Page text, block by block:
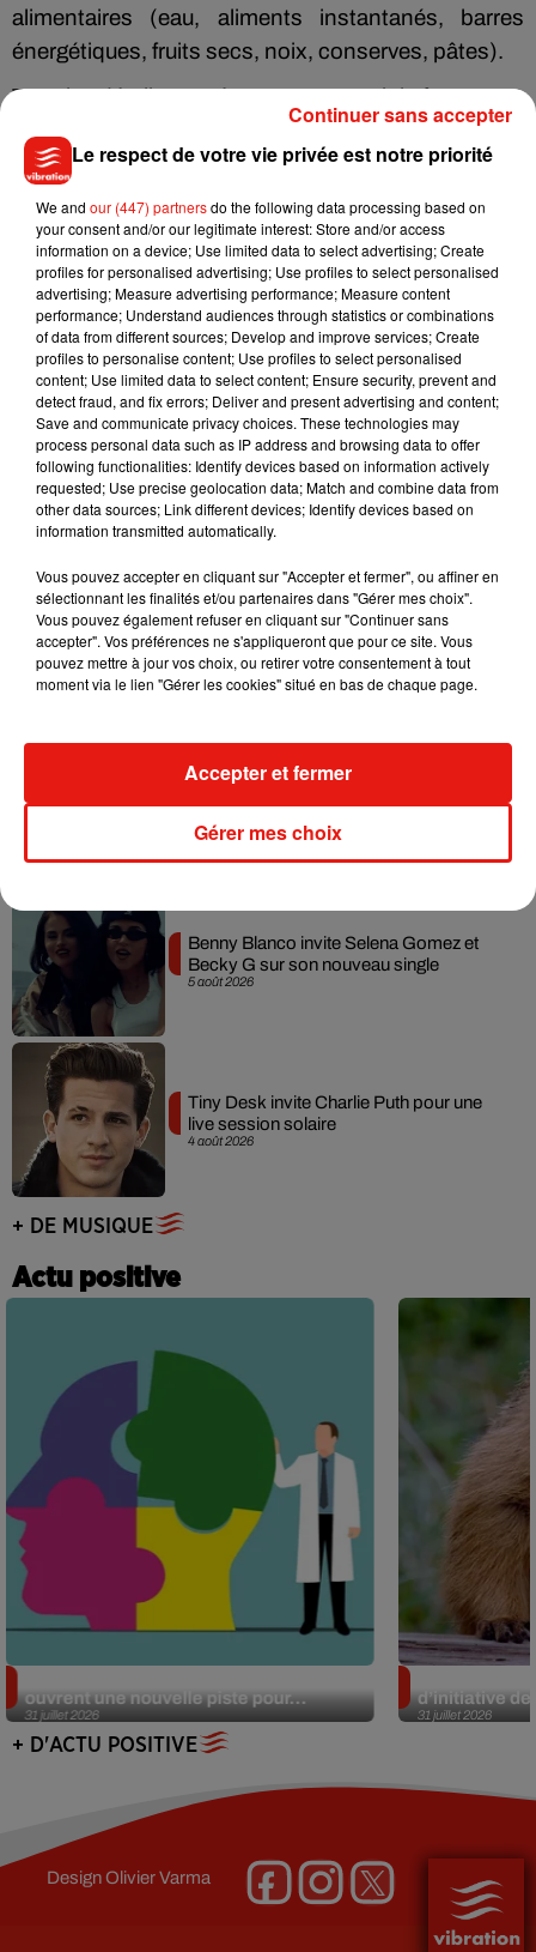
alimentaires (eau, aliments instantanés, barres
énergétiques, fruits secs, noix, conserves, pâtes).
Tous les détails sont à retrouver sur
Musique
7 août 2026
Julien Lieb s’essaye à la vie de chatelain
dans son nouveau clip
7 août 2026
Madonna sort enfin le remix de « Love
Sensation » avec Kylie Minogue
7 août 2026
Tayc et Didi B dévoilent le single le plus
dansant de l’année
Angèle et Amélie Lens dévoilent leur
collaboration tant attendue
5 août 2026
Benny Blanco invite Selena Gomez et
Becky G sur son nouveau single
4 août 2026
Tiny Desk invite Charlie Puth pour une
live session solaire
+ DE MUSIQUE
Actu positive
31 juillet 2026
ouvrent une nouvelle piste pour...
31 juillet 2026
d’initiative
+ D'ACTU POSITIVE
DesignOlivier Varma
Le respect de votre vie privée est notre priorité
We and our (447) partnersdo the following data processing based on
your consent and/or our legitimate interest: Store and/or access
information on a device; Use limited data to select advertising; Create
profiles for personalised advertising; Use profiles to select personalised
advertising; Measure advertising performance; Measure content
performance; Understand audiences through statistics or combinations
of data from different sources; Develop and improve services; Create
profiles to personalise content; Use profiles to select personalised
content; Use limited data to select content; Ensure security, prevent and
detect fraud, and fix errors; Deliver and present advertising and content;
Save and communicate privacy choices. These technologies may
process personal data such as IP address and browsing data to offer
following functionalities: Identify devices based on information actively
requested; Use precise geolocation data; Match and combine data from
other data sources; Link different devices; Identify devices based on
information transmitted automatically.
Vous pouvez accepter en cliquant sur "Accepter et fermer", ou affiner en
sélectionnant les finalités et/ou partenaires dans "Gérer mes choix".
Vous pouvez également refuser en cliquant sur "Continuer sans
accepter". Vos préférences ne s'appliqueront que pour ce site. Vous
pouvez mettre à jour vos choix, ou retirer votre consentement à tout
moment via le lien "Gérer les cookies" situé en bas de chaque page.
Gérer mes choix
Accepter et fermer
Continuer sans accepter